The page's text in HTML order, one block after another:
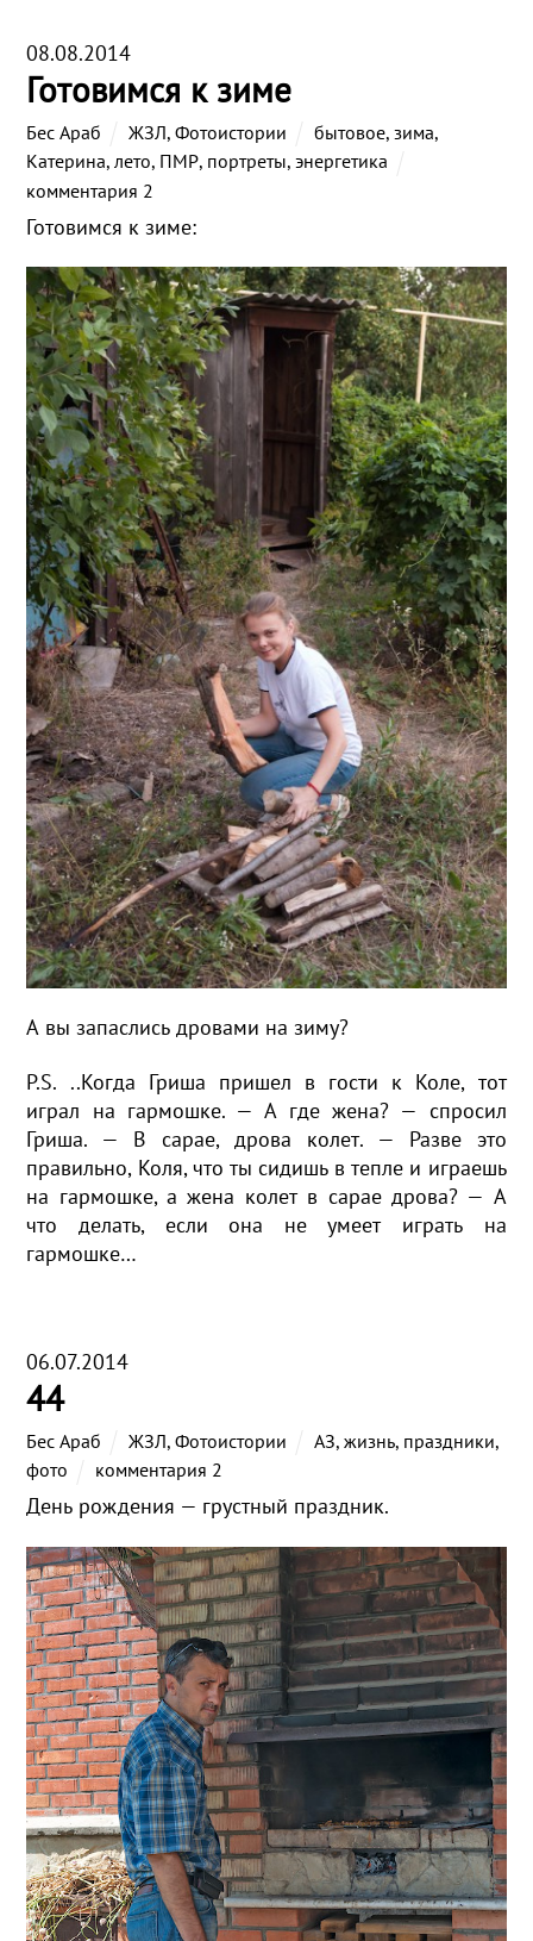
08.08.2014
Готовимся к зиме
Бес Араб ЖЗЛ,Фотоистории бытовое, зима,
Катерина,лето, ПМР, портреты,энергетика
комментария 2
Готовимся к зиме:
А вы запаслись дровами на зиму?
P.S. ..Когда Гриша пришел в гости к Коле, тот
играл на гармошке. — А где жена? — спросил
Гриша. — В сарае, дрова колет. — Разве это
правильно, Коля, что ты сидишь в тепле и играешь
на гармошке, а жена колет в сарае дрова? — А
что делать, если она не умеет играть на
гармошке…
06.07.2014
44
Бес Араб ЖЗЛ,Фотоистории АЗ, жизнь, праздники,
фото
комментария 2
День рождения — грустный праздник.